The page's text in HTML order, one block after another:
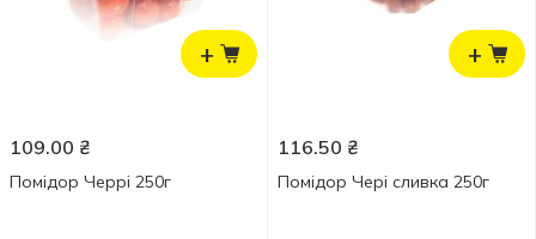
+
109.00 ₴
Помідор Черрі 250г
+
116.50 ₴
Помідор Чері сливка 250г